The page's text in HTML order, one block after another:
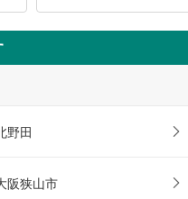
野田
阪狭山市